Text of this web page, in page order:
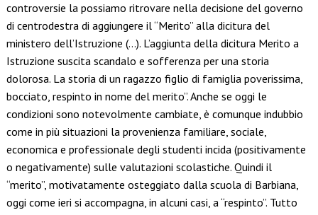
controversie la possiamo ritrovare nella decisione del governo
di centrodestra di aggiungere il “Merito” alla dicitura del
ministero dell’Istruzione (…). L’aggiunta della dicitura Merito a
Istruzione suscita scandalo e sofferenza per una storia
dolorosa. La storia di un ragazzo figlio di famiglia poverissima,
bocciato, respinto in nome del merito”. Anche se oggi le
condizioni sono notevolmente cambiate, è comunque indubbio
come in più situazioni la provenienza familiare, sociale,
economica e professionale degli studenti incida (positivamente
o negativamente) sulle valutazioni scolastiche. Quindi il
“merito”, motivatamente osteggiato dalla scuola di Barbiana,
oggi come ieri si accompagna, in alcuni casi, a “respinto”. Tutto